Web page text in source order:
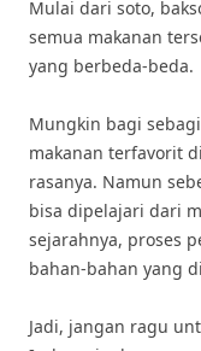
Mulai dari soto,
semua makanan
yang berbeda-beda.
Mungkin bagi
makanan terfavorit
rasanya. Namun
bisa dipelajari dari
sejarahnya, proses
bahan-bahan yang
Jadi, jangan ragu